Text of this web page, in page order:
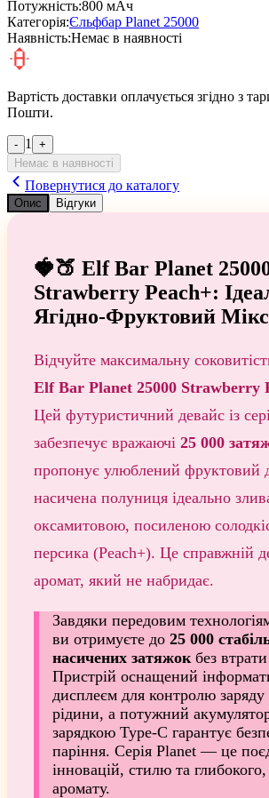
Потужність:800 мАч
Категорія:Єльфбар Planet 25000
Наявність:Немає в наявності
Вартість доставки оплачується згідно з
Пошти.
- 1
+
Немає в наявності
Повернутися до каталогу
Опис Відгуки
🍓🍑 Elf Bar Planet
Strawberry Peach+:
Ягідно-Фруктовий
Відчуйте максимальну
Elf Bar Planet 25000 Strawberry
Цей футуристичний девайс із
забезпечує вражаючі 25 000
пропонує улюблений фруктовий
насичена полуниця ідеально
оксамитовою, посиленою
персика (Peach+). Це справжній
аромат, який не набридає.
Завдяки передовим
ви отримуєте до 25 000
насичених затяжок без
Пристрій оснащений
дисплеєм для контролю заряду
рідини, а потужний
зарядкою Type-C гарантує
паріння. Серія Planet — це
інновацій, стилю та
аромату.